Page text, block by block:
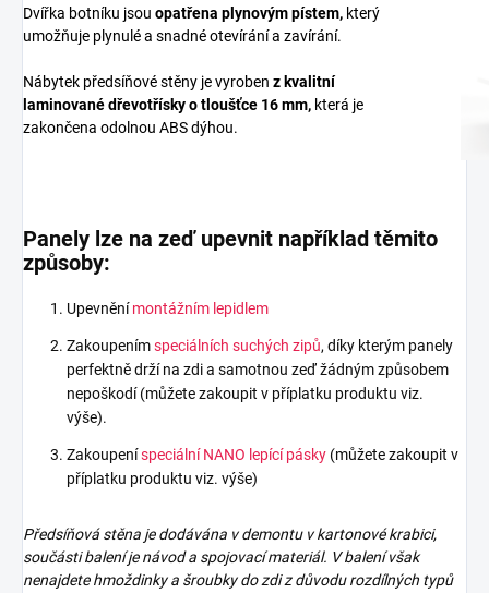
Dvířka botníku jsou opatřena plynovým pístem, který
umožňuje plynulé a snadné otevírání a zavírání.
Nábytek předsíňové stěny je vyroben z kvalitní
laminované dřevotřískyo tloušťce 16 mm, která je
zakončena odolnou ABS dýhou.
Panely lze na zeď upevnit například těmito
způsoby:
Upevněnímontážním lepidlem
Zakoupenímspeciálních suchých zipů, díky kterým panely
perfektně drží na zdi a samotnou zeď žádným způsobem
nepoškodí (můžete zakoupit v příplatku produktu viz.
výše).
Zakoupeníspeciální NANO lepící pásky (můžete zakoupit v
příplatku produktu viz. výše)
Předsíňová stěna je dodávána v demontu v kartonové krabici,
součásti balení je návod a spojovací materiál. V balení však
nenajdetehmoždinky a šroubky do zdi z důvodu rozdílných typů